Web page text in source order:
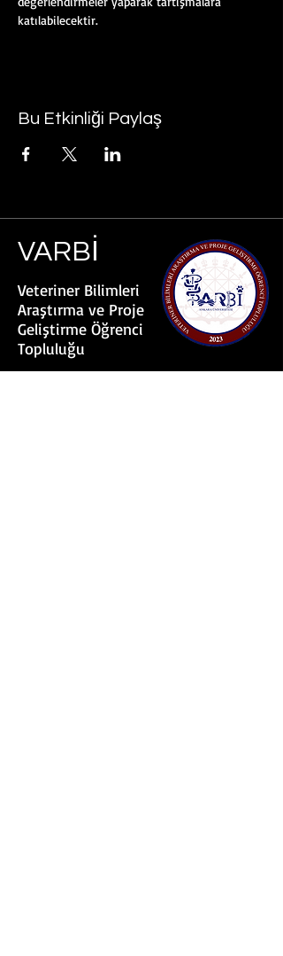
katılabilecektir.
Bu Etkinliği Paylaş
VARBİ
Veteriner Bilimleri
Araştırma ve Proje
Geliştirme Öğrenci
Topluluğu